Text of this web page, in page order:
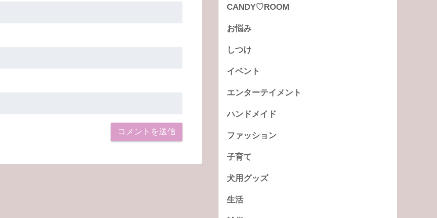
CANDY♡ROOM
お悩み
しつけ
イベント
エンターテイメント
ハンドメイド
ファッション
子育て
犬用グッズ
生活